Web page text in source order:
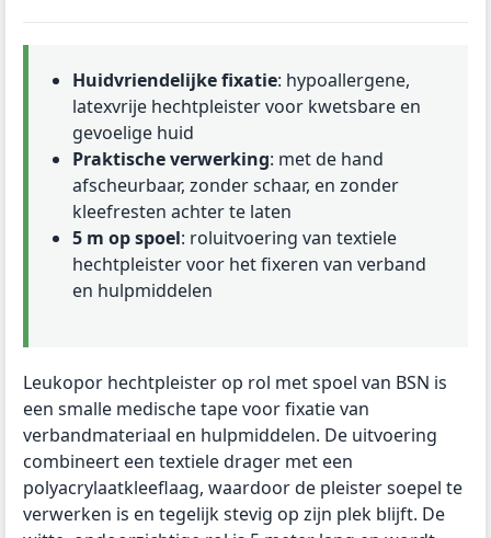
Huidvriendelijke fixatie: hypoallergene,
latexvrije hechtpleister voor kwetsbare en
gevoelige huid
Praktische verwerking: met de hand
afscheurbaar, zonder schaar, en zonder
kleefresten achter te laten
5 m op spoel: roluitvoering van textiele
hechtpleister voor het fixeren van verband
en hulpmiddelen
Leukopor hechtpleister op rol met spoel van BSN is
een smalle medische tape voor fixatie van
verbandmateriaal en hulpmiddelen. De uitvoering
combineert een textiele drager met een
polyacrylaatkleeflaag, waardoor de pleister soepel te
verwerken is en tegelijk stevig op zijn plek blijft. De